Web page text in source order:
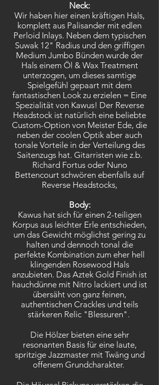
Neck:
Wir haben hier einen kräftigen Hals,
komplett aus Palisander mit edlen
Perloid Inlays. Neben dem typischen
Suwak 12" Radius und den griffigen
Medium Jumbo Bünden wurde der
Hals einem Öl & Wax Treatment
unterzogen, um dieses samtige
Spielgefühl gepaart mit dem
fantastischen Look zu erzielen = Eine
Spezialität von Kawus! Der Reverse
Headstock ist natürlich eine beliebte
Custom-Option von Meister Ede, die
neben der coolen Optik aber auch
tonale Vorteile in der Verteilung des
Saitenzugs hat. Gitarristen wie z.b.
Richard Fortus oder Nuno
Bettencourt schwören ebenfalls auf
Reverse Headstocks,
Body:
Kawus hat sich für einen 2-teiligen
Korpus aus leichter Erle entschieden,
um das Gewicht möglichst gering zu
halten und dennoch tonal die
perfekte Kombination zum eher hell
klingenden Rosewood Hals
anzubieten. Das Aztek Gold Finish ist
hauchdünne mit Nitro lackiert und ist
übersäht von ganz feinen,
authentischen Crackles und teils
stärkeren Relic "Blessuren".
Die Hölzer bieten eine sehr
resonanten Basis für eine laute,
spritzige Jazzmaster mit Twäng und
offenem Grundcharakter.